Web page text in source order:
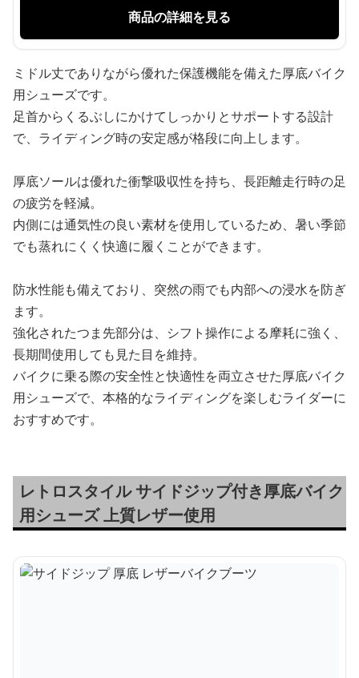
商品の詳細を見る
ミドル丈でありながら優れた保護機能を備えた厚底バイク
用シューズです。
足首からくるぶしにかけてしっかりとサポートする設計
で、ライディング時の安定感が格段に向上します。
厚底ソールは優れた衝撃吸収性を持ち、長距離走行時の足
の疲労を軽減。
内側には通気性の良い素材を使用しているため、暑い季節
でも蒸れにくく快適に履くことができます。
防水性能も備えており、突然の雨でも内部への浸水を防ぎ
ます。
強化されたつま先部分は、シフト操作による摩耗に強く、
長期間使用しても見た目を維持。
バイクに乗る際の安全性と快適性を両立させた厚底バイク
用シューズで、本格的なライディングを楽しむライダーに
おすすめです。
レトロスタイル サイドジップ付き厚底バイク
用シューズ 上質レザー使用